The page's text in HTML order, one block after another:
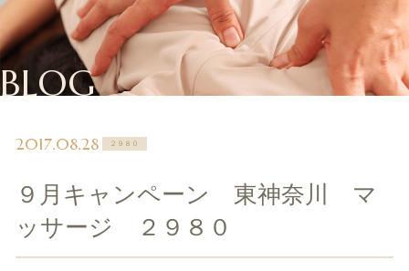
BLOG
2017.08.28 ２９８０
９月キャンペーン 東神奈川 マ
ッサージ ２９８０